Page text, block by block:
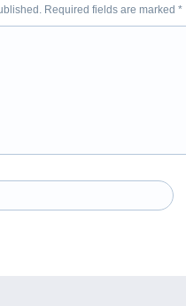
Required fields are marked *